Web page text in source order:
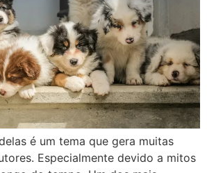
é um tema que gera muitas
Especialmente devido a mitos